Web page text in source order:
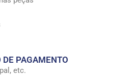
DE PAGAMENTO
etc.